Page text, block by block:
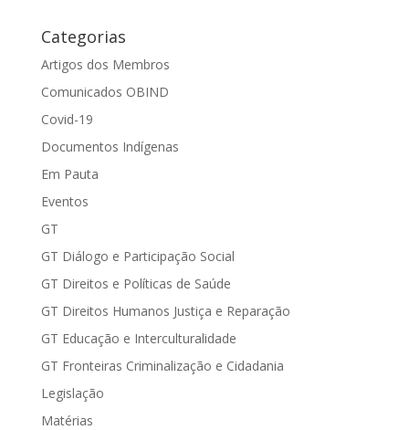
Categorias
Artigos dos Membros
Comunicados OBIND
Covid-19
Documentos Indígenas
Em Pauta
Eventos
GT
GT Diálogo e Participação Social
GT Direitos e Políticas de Saúde
GT Direitos Humanos Justiça e Reparação
GT Educação e Interculturalidade
GT Fronteiras Criminalização e Cidadania
Legislação
Matérias